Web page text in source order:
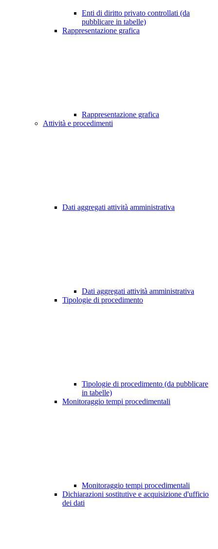
Enti di diritto privato controllati (da
pubblicare in tabelle)
Rappresentazione grafica
Rappresentazione grafica
Attività e procedimenti
Dati aggregati attività amministrativa
Dati aggregati attività amministrativa
Tipologie di procedimento
Tipologie di procedimento (da pubblicare
in tabelle)
Monitoraggio tempi procedimentali
Monitoraggio tempi procedimentali
Dichiarazioni sostitutive e acquisizione d'ufficio
dei dati